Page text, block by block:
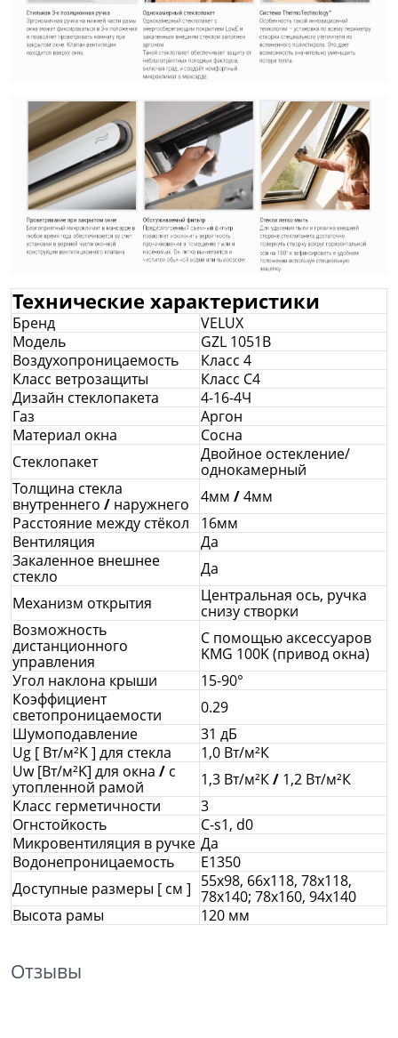
Технические характеристики
Бренд
VELUX
Модель
GZL 1051В
Воздухопроницаемость
Класс 4
Класс ветрозащиты
Класс С4
Дизайн стеклопакета
4-16-4Ч
Газ
Аргон
Материал окна
Сосна
Стеклопакет
Двойное остекление/
однокамерный
Толщина стекла
внутреннего / наружнего 4мм /4мм
Расстояние между стёкол
16мм
Вентиляция
Да
Закаленное внешнее
стекло
Да
Механизм открытия
Центральная ось, ручка
снизу створки
Возможность
дистанционного
управления
С помощью аксессуаров
KMG 100K (привод окна)
Угол наклона крыши
15-90°
Коэффициент
светопроницаемости
0.29
Шумоподавление
31 дБ
Ug [ Вт/м²K ] для стекла
1,0 Вт/м²К
Uw [Вт/м²K] для окна / с
утопленной рамой
1,3 Вт/м²К/ 1,2 Вт/м²К
Класс герметичности
3
Огнстойкость
C-s1, d0
Микровентиляция в ручке Да
Водонепроницаемость
E1350
Доступные размеры [ см ] 55x98, 66x118, 78x118,
78х140; 78х160, 94х140
Высота рамы
120 мм
Отзывы